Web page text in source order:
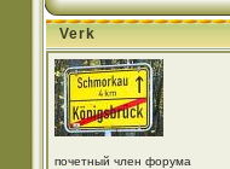
Verk
почетный член форума